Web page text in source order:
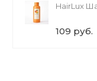
HairLux
109 руб.